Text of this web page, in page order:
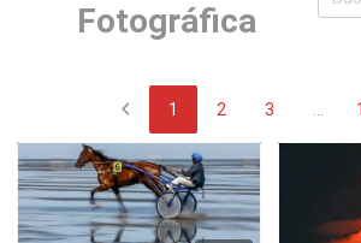
Fotográfica
chevron_left 1 2 3 ...